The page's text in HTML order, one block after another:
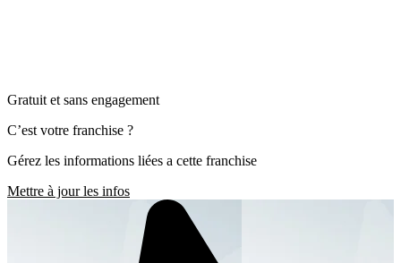
Gratuit et sans engagement
C’est votre franchise ?
Gérez les informations liées a cette franchise
Mettre à jour les infos